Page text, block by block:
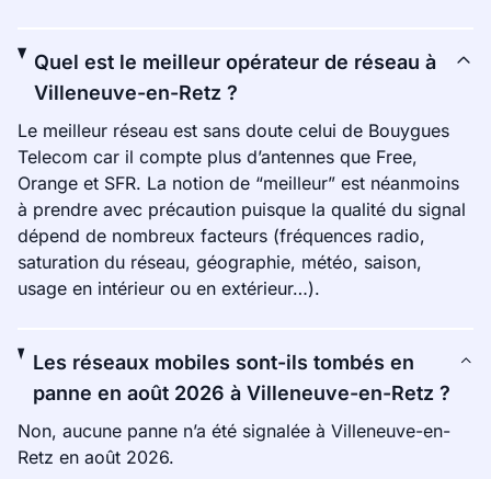
Quel est le meilleur opérateur de réseau à
Villeneuve-en-Retz ?
Le meilleur réseau est sans doute celui de Bouygues
Telecom car il compte plus d’antennes que Free,
Orange et SFR. La notion de “meilleur” est néanmoins
à prendre avec précaution puisque la qualité du signal
dépend de nombreux facteurs (fréquences radio,
saturation du réseau, géographie, météo, saison,
usage en intérieur ou en extérieur…).
Les réseaux mobiles sont-ils tombés en
panne en août 2026 à Villeneuve-en-Retz ?
Non, aucune panne n’a été signalée à Villeneuve-en-
Retz en août 2026.